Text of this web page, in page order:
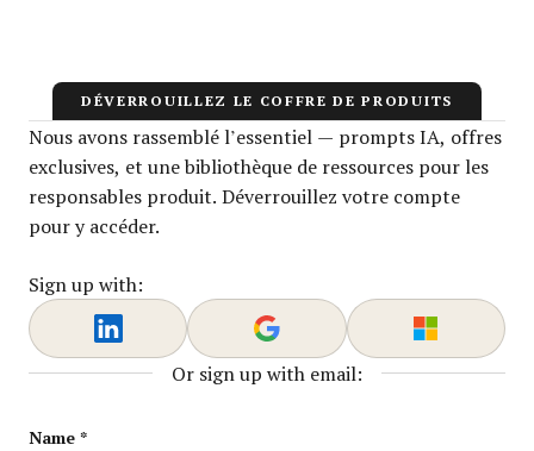
DÉVERROUILLEZ LE COFFRE DE PRODUITS
Nous avons rassemblé l’essentiel — prompts IA, offres
exclusives, et une bibliothèque de ressources pour les
responsables produit. Déverrouillez votre compte
pour y accéder.
Sign up with:
Or sign up with email:
Instagram
Name*